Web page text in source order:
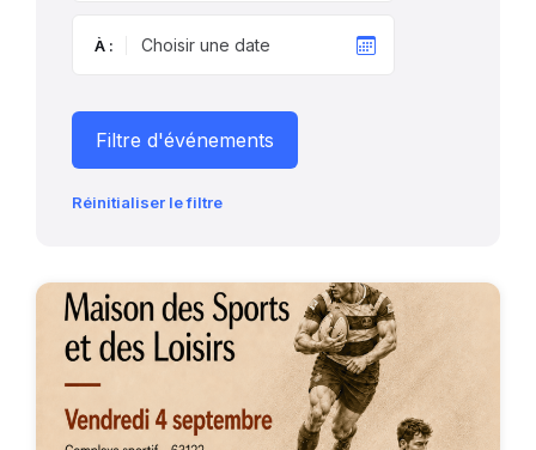
À :
Filtre d'événements
Réinitialiser le filtre